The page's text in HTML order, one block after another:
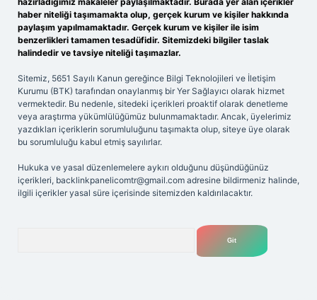
haber niteliği taşımamakta olup, gerçek kurum ve kişiler hakkında
paylaşım yapılmamaktadır. Gerçek kurum ve kişiler ile isim
benzerlikleri tamamen tesadüfidir. Sitemizdeki bilgiler taslak
halindedir ve tavsiye niteliği taşımazlar.
Sitemiz, 5651 Sayılı Kanun gereğince Bilgi Teknolojileri ve İletişim
Kurumu (BTK) tarafından onaylanmış bir Yer Sağlayıcı olarak hizmet
vermektedir. Bu nedenle, sitedeki içerikleri proaktif olarak denetleme
veya araştırma yükümlülüğümüz bulunmamaktadır. Ancak, üyelerimiz
yazdıkları içeriklerin sorumluluğunu taşımakta olup, siteye üye olarak
bu sorumluluğu kabul etmiş sayılırlar.
Hukuka ve yasal düzenlemelere aykırı olduğunu düşündüğünüz
içerikleri, backlinkpanelicomtr@gmail.com adresine bildirmeniz halinde,
ilgili içerikler yasal süre içerisinde sitemizden kaldırılacaktır.